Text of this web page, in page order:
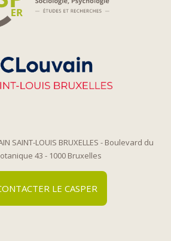
SAINT-LOUIS BRUXELLES - Boulevard du
43 - 1000 Bruxelles
LE CASPER